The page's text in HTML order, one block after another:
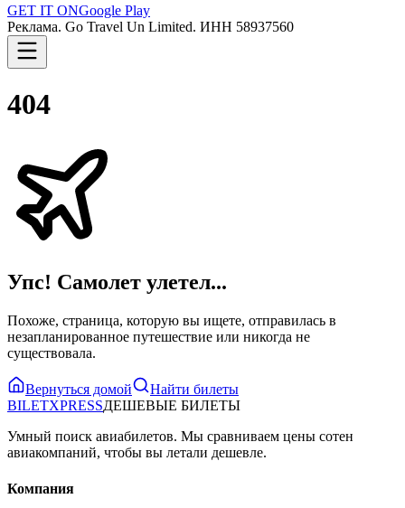
GET IT ONGoogle Play
Реклама. Go Travel Un Limited. ИНН 58937560
404
Упс! Самолет улетел...
Похоже, страница, которую вы ищете, отправилась в
незапланированное путешествие или никогда не
существовала.
Вернуться домой
Найти билеты
BILETXPRESSДЕШЕВЫЕ БИЛЕТЫ
Умный поиск авиабилетов. Мы сравниваем цены сотен
авиакомпаний, чтобы вы летали дешевле.
Компания